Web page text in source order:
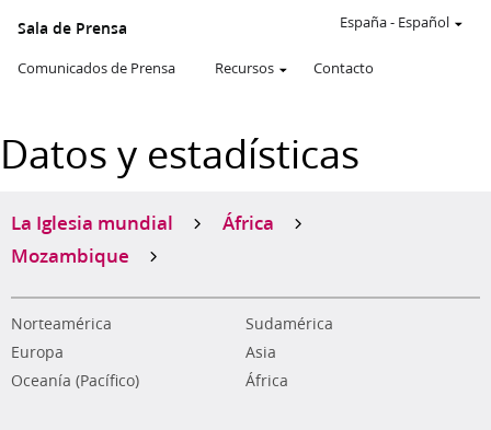
Sala de Prensa
Comunicados de Prensa Recursos Contacto
España- Español
Datos y estadísticas
La Iglesia mundial
África
Mozambique
Norteamérica
Sudamérica
Europa
Asia
Oceanía (Pacífico)
África